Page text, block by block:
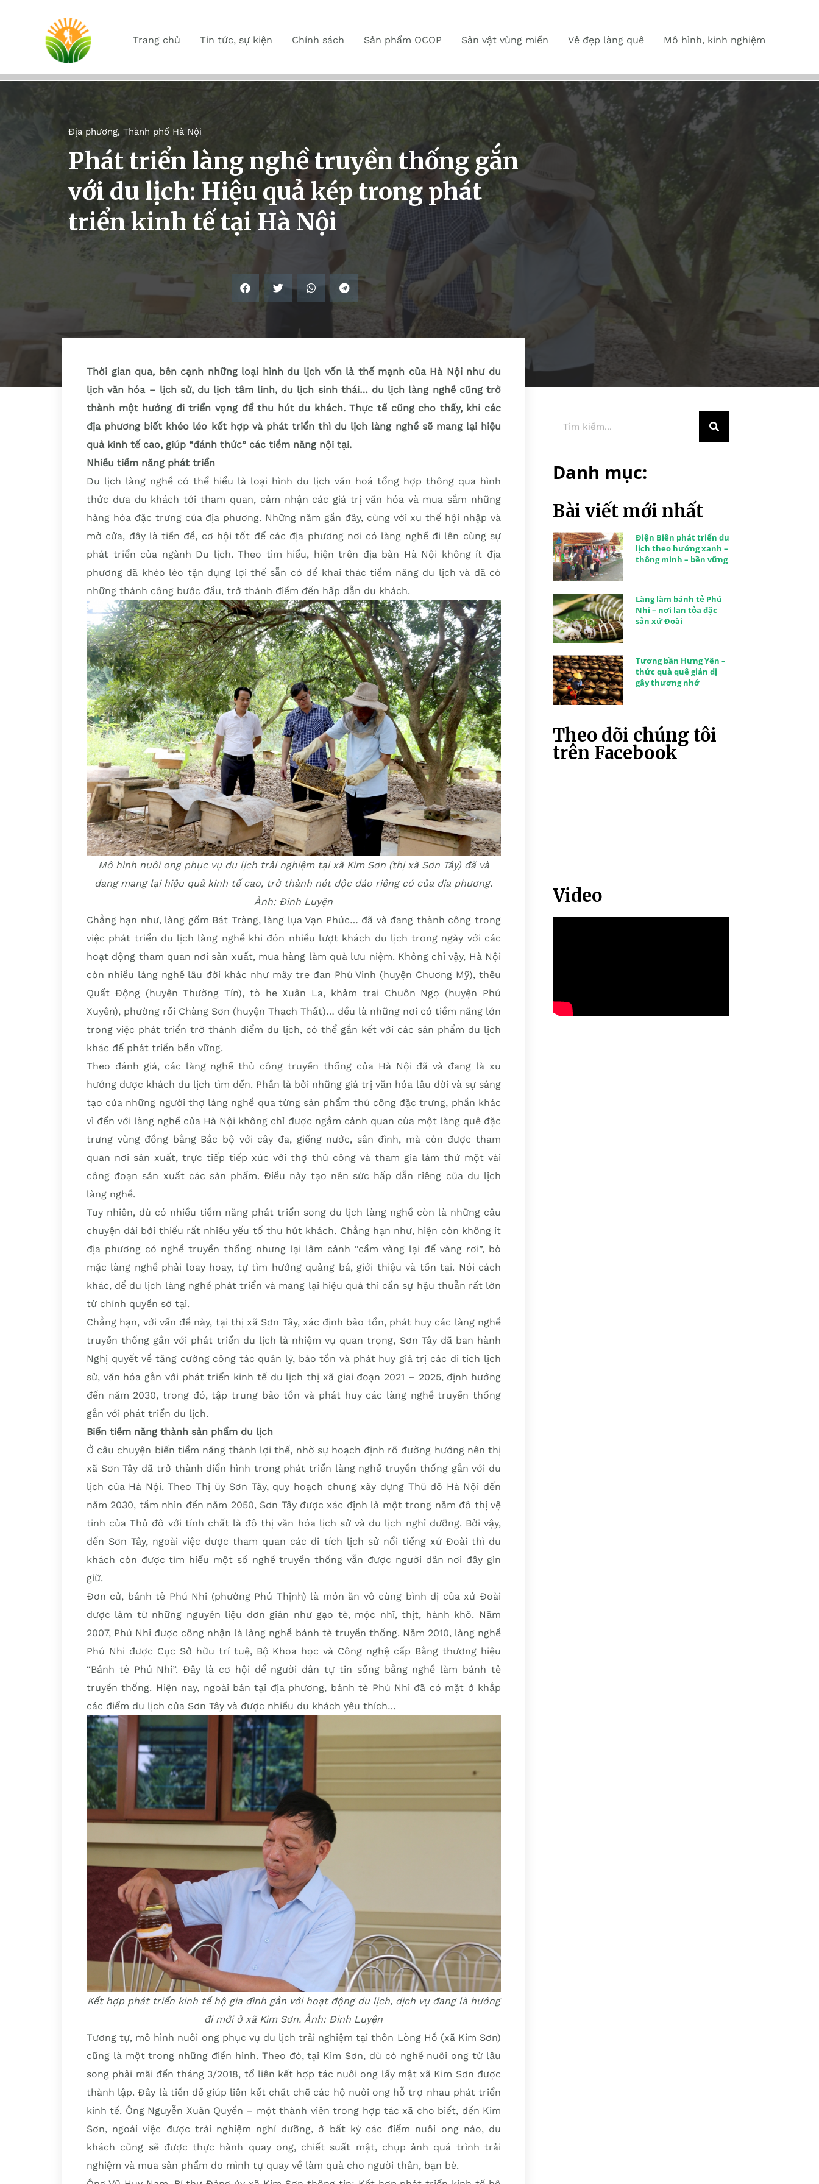
Trang chủ Tin tức, sự kiện Chính sách Sản phẩm OCOP Sản vật vùng miền Vẻ đẹp làng quê Mô hình, kinh nghiệm
Địa phương, Thành phố Hà Nội
Phát triển làng nghề truyền thống gắn
với du lịch: Hiệu quả kép trong phát
triển kinh tế tại Hà Nội
Thời gian qua, bên cạnh những loại hình du lịch vốn là thế mạnh của Hà Nội như du
lịch văn hóa – lịch sử, du lịch tâm linh, du lịch sinh thái… du lịch làng nghề cũng trở
thành một hướng đi triển vọng để thu hút du khách. Thực tế cũng cho thấy, khi các
địa phương biết khéo léo kết hợp và phát triển thì du lịch làng nghề sẽ mang lại hiệu
quả kinh tế cao, giúp “đánh thức” các tiềm năng nội tại.
Nhiều tiềm năng phát triển
Du lịch làng nghề có thể hiểu là loại hình du lịch văn hoá tổng hợp thông qua hình
thức đưa du khách tới tham quan, cảm nhận các giá trị văn hóa và mua sắm những
hàng hóa đặc trưng của địa phương. Những năm gần đây, cùng với xu thế hội nhập và
mở cửa, đây là tiền đề, cơ hội tốt để các địa phương nơi có làng nghề đi lên cùng sự
phát triển của ngành Du lịch. Theo tìm hiểu, hiện trên địa bàn Hà Nội không ít địa
phương đã khéo léo tận dụng lợi thế sẵn có để khai thác tiềm năng du lịch và đã có
những thành công bước đầu, trở thành điểm đến hấp dẫn du khách.
Mô hình nuôi ong phục vụ du lịch trải nghiệm tại xã Kim Sơn (thị xã Sơn Tây) đã và
đang mang lại hiệu quả kinh tế cao, trở thành nét độc đáo riêng có của địa phương.
Ảnh: Đinh Luyện
Chẳng hạn như, làng gốm Bát Tràng, làng lụa Vạn Phúc… đã và đang thành công trong
việc phát triển du lịch làng nghề khi đón nhiều lượt khách du lịch trong ngày với các
hoạt động tham quan nơi sản xuất, mua hàng làm quà lưu niệm. Không chỉ vậy, Hà Nội
còn nhiều làng nghề lâu đời khác như mây tre đan Phú Vinh (huyện Chương Mỹ), thêu
Quất Động (huyện Thường Tín), tò he Xuân La, khảm trai Chuôn Ngọ (huyện Phú
Xuyên), phường rối Chàng Sơn (huyện Thạch Thất)… đều là những nơi có tiềm năng lớn
trong việc phát triển trở thành điểm du lịch, có thể gắn kết với các sản phẩm du lịch
khác để phát triển bền vững.
Theo đánh giá, các làng nghề thủ công truyền thống của Hà Nội đã và đang là xu
hướng được khách du lịch tìm đến. Phần là bởi những giá trị văn hóa lâu đời và sự sáng
tạo của những người thợ làng nghề qua từng sản phẩm thủ công đặc trưng, phần khác
vì đến với làng nghề của Hà Nội không chỉ được ngắm cảnh quan của một làng quê đặc
trưng vùng đồng bằng Bắc bộ với cây đa, giếng nước, sân đình, mà còn được tham
quan nơi sản xuất, trực tiếp tiếp xúc với thợ thủ công và tham gia làm thử một vài
công đoạn sản xuất các sản phẩm. Điều này tạo nên sức hấp dẫn riêng của du lịch
làng nghề.
Tuy nhiên, dù có nhiều tiềm năng phát triển song du lịch làng nghề còn là những câu
chuyện dài bởi thiếu rất nhiều yếu tố thu hút khách. Chẳng hạn như, hiện còn không ít
địa phương có nghề truyền thống nhưng lại lâm cảnh “cầm vàng lại để vàng rơi”, bỏ
mặc làng nghề phải loay hoay, tự tìm hướng quảng bá, giới thiệu và tồn tại. Nói cách
khác, để du lịch làng nghề phát triển và mang lại hiệu quả thì cần sự hậu thuẫn rất lớn
từ chính quyền sở tại.
Chẳng hạn, với vấn đề này, tại thị xã Sơn Tây, xác định bảo tồn, phát huy các làng nghề
truyền thống gắn với phát triển du lịch là nhiệm vụ quan trọng, Sơn Tây đã ban hành
Nghị quyết về tăng cường công tác quản lý, bảo tồn và phát huy giá trị các di tích lịch
sử, văn hóa gắn với phát triển kinh tế du lịch thị xã giai đoạn 2021 – 2025, định hướng
đến năm 2030, trong đó, tập trung bảo tồn và phát huy các làng nghề truyền thống
gắn với phát triển du lịch.
Biến tiềm năng thành sản phẩm du lịch
Ở câu chuyện biến tiềm năng thành lợi thế, nhờ sự hoạch định rõ đường hướng nên thị
xã Sơn Tây đã trở thành điển hình trong phát triển làng nghề truyền thống gắn với du
lịch của Hà Nội. Theo Thị ủy Sơn Tây, quy hoạch chung xây dựng Thủ đô Hà Nội đến
năm 2030, tầm nhìn đến năm 2050, Sơn Tây được xác định là một trong năm đô thị vệ
tinh của Thủ đô với tính chất là đô thị văn hóa lịch sử và du lịch nghỉ dưỡng. Bởi vậy,
đến Sơn Tây, ngoài việc được tham quan các di tích lịch sử nổi tiếng xứ Đoài thì du
khách còn được tìm hiểu một số nghề truyền thống vẫn được người dân nơi đây gìn
giữ.
Đơn cử, bánh tẻ Phú Nhi (phường Phú Thịnh) là món ăn vô cùng bình dị của xứ Đoài
được làm từ những nguyên liệu đơn giản như gạo tẻ, mộc nhĩ, thịt, hành khô. Năm
2007, Phú Nhi được công nhận là làng nghề bánh tẻ truyền thống. Năm 2010, làng nghề
Phú Nhi được Cục Sở hữu trí tuệ, Bộ Khoa học và Công nghệ cấp Bằng thương hiệu
“Bánh tẻ Phú Nhi”. Đây là cơ hội để người dân tự tin sống bằng nghề làm bánh tẻ
truyền thống. Hiện nay, ngoài bán tại địa phương, bánh tẻ Phú Nhi đã có mặt ở khắp
các điểm du lịch của Sơn Tây và được nhiều du khách yêu thích…
Kết hợp phát triển kinh tế hộ gia đình gắn với hoạt động du lịch, dịch vụ đang là hướng
đi mới ở xã Kim Sơn. Ảnh: Đinh Luyện
Tương tự, mô hình nuôi ong phục vụ du lịch trải nghiệm tại thôn Lòng Hồ (xã Kim Sơn)
cũng là một trong những điển hình. Theo đó, tại Kim Sơn, dù có nghề nuôi ong từ lâu
song phải mãi đến tháng 3/2018, tổ liên kết hợp tác nuôi ong lấy mật xã Kim Sơn được
thành lập. Đây là tiền đề giúp liên kết chặt chẽ các hộ nuôi ong hỗ trợ nhau phát triển
kinh tế. Ông Nguyễn Xuân Quyền – một thành viên trong hợp tác xã cho biết, đến Kim
Sơn, ngoài việc được trải nghiệm nghỉ dưỡng, ở bất kỳ các điểm nuôi ong nào, du
khách cũng sẽ được thực hành quay ong, chiết suất mật, chụp ảnh quá trình trải
nghiệm và mua sản phẩm do mình tự quay về làm quà cho người thân, bạn bè.
Danh mục:
Bài viết mới nhất
Điện Biên phát triển du
lịch theo hướng xanh –
thông minh – bền vững
Làng làm bánh tẻ Phú
Nhi – nơi lan tỏa đặc
sản xứ Đoài
Tương bần Hưng Yên –
thức quà quê giản dị
gây thương nhớ
Theo dõi chúng tôi
trên Facebook
Video